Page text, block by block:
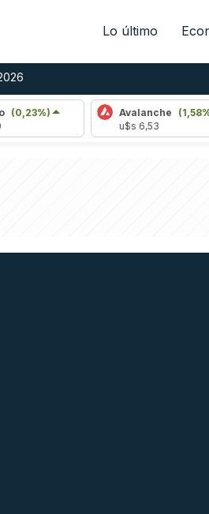
Lo último
Avalanche (1,58%)